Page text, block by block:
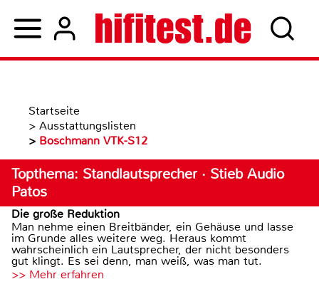
Startseite
> Ausstattungslisten
> Boschmann VTK-S12
Topthema: Standlautsprecher · Stieb Audio
Patos
Die große Reduktion
Man nehme einen Breitbänder, ein Gehäuse und lasse
im Grunde alles weitere weg. Heraus kommt
wahrscheinlich ein Lautsprecher, der nicht besonders
gut klingt. Es sei denn, man weiß, was man tut.
>> Mehr erfahren